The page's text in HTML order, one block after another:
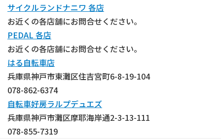
サイクルランドナニワ 各店
お近くの各店舗にお問合せください。
PEDAL 各店
お近くの各店舗にお問合せください。
はる自転車店
兵庫県神戸市東灘区住吉宮町6-8-19-104
078-862-6374
自転車好房ラルプデュエズ
兵庫県神戸市灘区摩耶海岸通2-3-13-111
078-855-7319